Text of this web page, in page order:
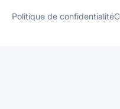
Politique de confidentialité